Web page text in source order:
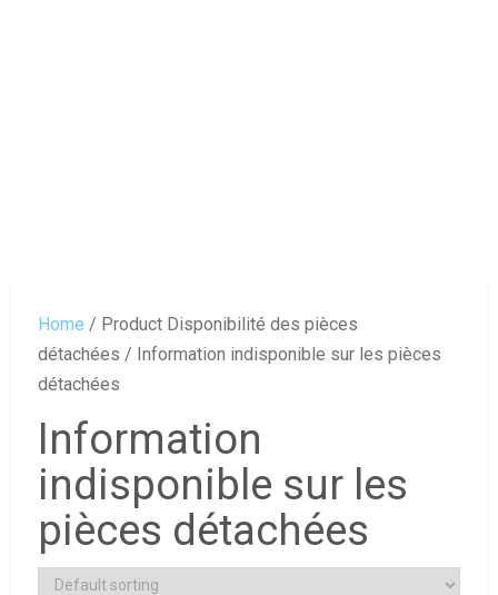
Home / Product Disponibilité des pièces
détachées / ‎Information indisponible sur les pièces
détachées
‎Information
indisponible sur les
pièces détachées